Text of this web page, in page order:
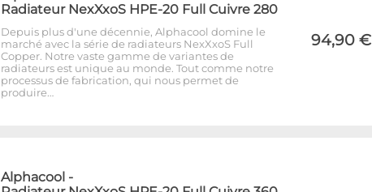
Radiateur NexXxoS HPE-20 Full Cuivre 280
Depuis plus d'une décennie, Alphacool domine le
marché avec la série de radiateurs NexXxoS Full
Copper. Notre vaste gamme de variantes de
radiateurs est unique au monde. Tout comme notre
processus de fabrication, qui nous permet de
produire…
94,90 €
Alphacool -